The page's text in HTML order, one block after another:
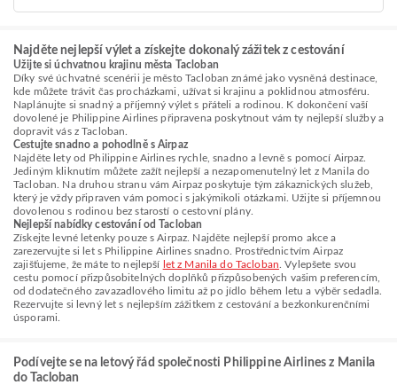
Najděte nejlepší výlet a získejte dokonalý zážitek z cestování
Užijte si úchvatnou krajinu města Tacloban
Díky své úchvatné scenérii je město Tacloban známé jako vysněná destinace,
kde můžete trávit čas procházkami, užívat si krajinu a poklidnou atmosféru.
Naplánujte si snadný a příjemný výlet s přáteli a rodinou. K dokončení vaší
dovolené je Philippine Airlines připravena poskytnout vám ty nejlepší služby a
dopravit vás z Tacloban.
Cestujte snadno a pohodlně s Airpaz
Najděte lety od Philippine Airlines rychle, snadno a levně s pomocí Airpaz.
Jediným kliknutím můžete zažít nejlepší a nezapomenutelný let z Manila do
Tacloban. Na druhou stranu vám Airpaz poskytuje tým zákaznických služeb,
který je vždy připraven vám pomoci s jakýmikoli otázkami. Užijte si příjemnou
dovolenou s rodinou bez starostí o cestovní plány.
Nejlepší nabídky cestování od Tacloban
Získejte levné letenky pouze s Airpaz. Najděte nejlepší promo akce a
zarezervujte si let s Philippine Airlines snadno. Prostřednictvím Airpaz
zajišťujeme, že máte to nejlepší let z Manila do Tacloban . Vylepšete svou
cestu pomocí přizpůsobitelných doplňků přizpůsobených vašim preferencím,
od dodatečného zavazadlového limitu až po jídlo během letu a výběr sedadla.
Rezervujte si levný let s nejlepším zážitkem z cestování a bezkonkurenčními
úsporami.
Podívejte se na letový řád společnosti Philippine Airlines z Manila
do Tacloban